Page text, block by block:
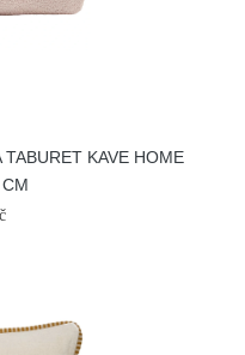
KAVE HOME